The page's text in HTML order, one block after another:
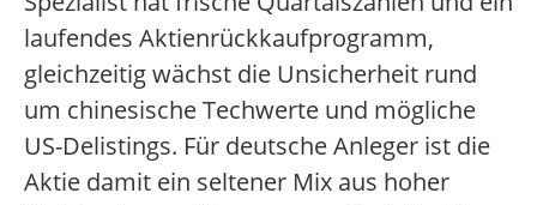
laufendes Aktienrückkaufprogramm,
gleichzeitig wächst die Unsicherheit rund
um chinesische Techwerte und mögliche
US-Delistings. Für deutsche Anleger ist die
Aktie damit ein seltener Mix aus hoher